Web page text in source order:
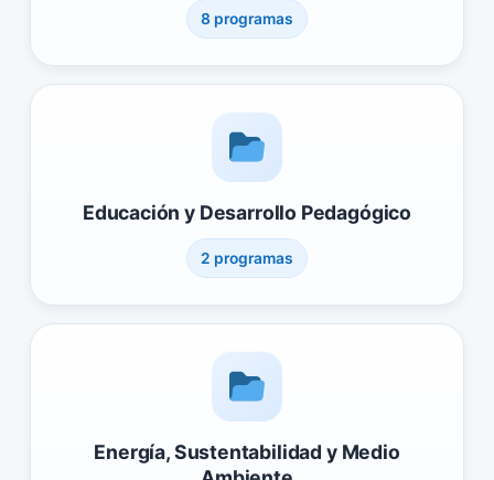
8 programas
Educación y Desarrollo Pedagógico
2 programas
Energía, Sustentabilidad y Medio